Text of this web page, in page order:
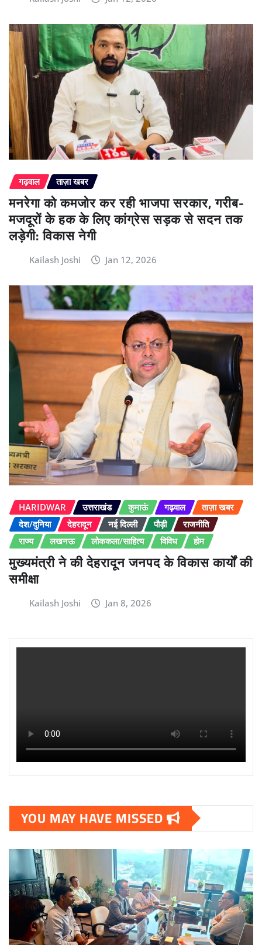
गढ़वाल ताज़ा खबर
मनरेगा को कमजोर कर रही भाजपा सरकार, गरीब-
मजदूरों के हक के लिए कांग्रेस सड़क से सदन तक
लड़ेगी: विकास नेगी
Kailash Joshi Jan 12, 2026
HARIDWAR उत्तराखंड कुमाऊं गढ़वाल
ताज़ा खबर
देश/दुनिया
देहरादून नई दिल्ली पौड़ी
राजनीति
राज्य
लखनऊ लोककला/साहित्य विविध होम
मुख्यमंत्री ने की देहरादून जनपद के विकास कार्यों की
समीक्षा
Kailash Joshi Jan 8, 2026
YOU MAY HAVE MISSED